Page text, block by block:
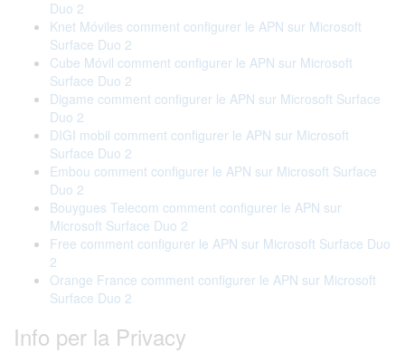
Duo 2
Knet Móviles comment configurer le APN sur Microsoft
Surface Duo 2
Cube Móvil comment configurer le APN sur Microsoft
Surface Duo 2
Digame comment configurer le APN sur Microsoft Surface
Duo 2
DIGI mobil comment configurer le APN sur Microsoft
Surface Duo 2
Embou comment configurer le APN sur Microsoft Surface
Duo 2
Bouygues Telecom comment configurer le APN sur
Microsoft Surface Duo 2
Free comment configurer le APN sur Microsoft Surface Duo
2
Orange France comment configurer le APN sur Microsoft
Surface Duo 2
Info per la Privacy